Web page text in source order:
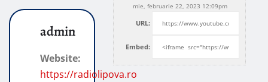
mie, februarie 22, 2023 12:09pm
URL:
Embed:
admin
Website:
https://radiolipova.ro